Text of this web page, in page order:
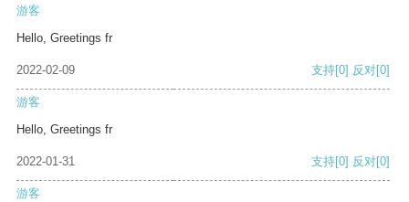
游客
Hello, Greetings fr
2022-02-09 支持[0] 反对[0]
游客
Hello, Greetings fr
2022-01-31 支持[0] 反对[0]
游客